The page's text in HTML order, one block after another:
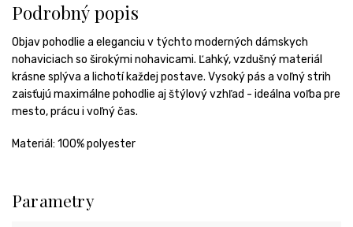
Podrobný popis
Objavpohodlie a eleganciu v týchto moderných dámskych
nohaviciach so širokými nohavicami. Ľahký,vzdušnýmateriál
krásne splýva a lichotí každej postave. Vysokýpás a voľnýstrih
zaisťujú maximálne pohodlie aj štýlovývzhľad - ideálna voľba pre
mesto,prácu i voľnýčas.
Materiál: 100% polyester
Parametry